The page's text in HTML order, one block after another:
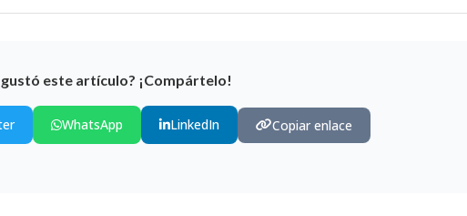
gustó este artículo? ¡Compártelo!
WhatsApp LinkedIn Copiar enlace